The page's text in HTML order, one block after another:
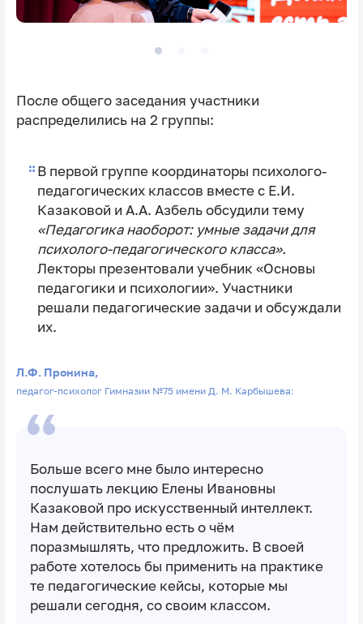
После общего заседания участники
распределились на 2 группы:
В первой группе координаторы психолого-
педагогических классов вместе с Е.И.
Казаковой и А.А. Азбель обсудили тему
«Педагогика наоборот: умные задачи для
психолого-педагогического класса».
Лекторы презентовали учебник «Основы
педагогики и психологии». Участники
решали педагогические задачи и обсуждали
их.
Л.Ф. Пронина,
педагог-психолог Гимназии №75 имени Д. М. Карбышева:
Больше всего мне было интересно
послушать лекцию Елены Ивановны
Казаковой про искусственный интеллект.
Нам действительно есть о чём
поразмышлять, что предложить. В своей
работе хотелось бы применить на практике
те педагогические кейсы, которые мы
решали сегодня, со своим классом.